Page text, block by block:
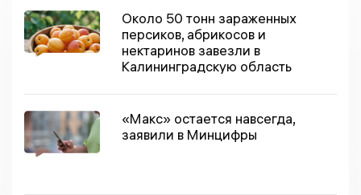
Около 50 тонн зараженных
персиков, абрикосов и
нектаринов завезли в
Калининградскую область
«Макс» остается навсегда,
заявили в Минцифры